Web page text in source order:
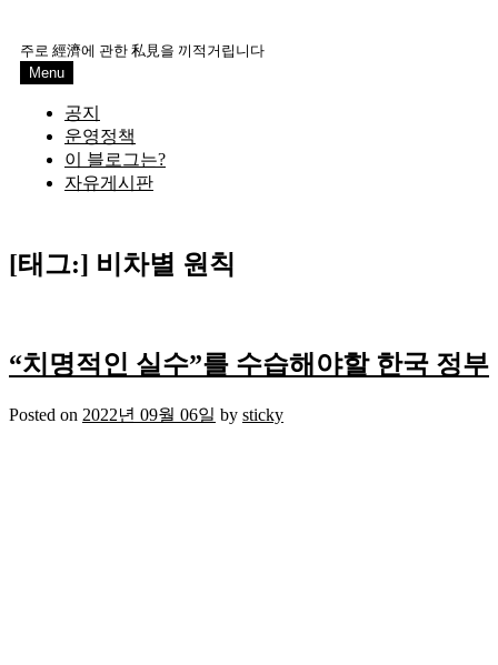
content
주로 經濟에 관한 私見을 끼적거립니다
Menu
공지
운영정책
이 블로그는?
자유게시판
[태그:] 비차별 원칙
“치명적인 실수”를 수습해야할 한국 정부
Posted on 2022년 09월 06일 by sticky